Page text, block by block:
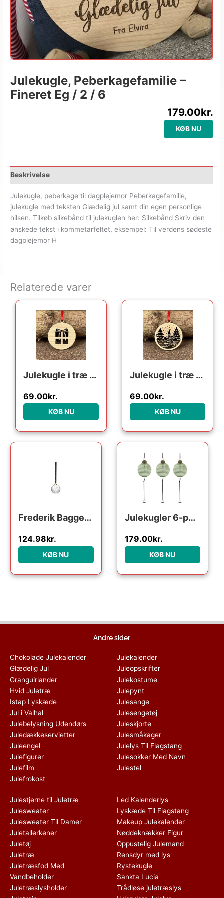
Julekugle, Peberkagefamilie –
Fineret Eg / 2 / 6
179.00kr.
KØB NU
Beskrivelse
Julekugle, peberkage til dagplejemor Peberkagefamilie,
julekugle med teksten Glædelig jul samt din egen personlige
hilsen. Tilkøb silkebånd til julekuglen her: Silkebånd Skriv den
ønskede tekst i kommetarfeltet, eksempel: Til verdens sødeste
dagplejemor H
Relaterede varer
Julekugle i træ – Julegave
69.00kr.
KØB NU
Julekugle i træ – julelandskab
69.00kr.
KØB NU
Frederik Bagger Crispy Glass Ball : Erling Christensen Møbler
Den oprindelige pris var: 249.95kr..
124.98kr.
Den aktuelle pris er: 124.98kr..
KØB NU
Julekugler 6-pak House Doctor Lolli ornament i glas og metal lysegrøn/grøn Ø6 cm
179.00kr.
KØB NU
Andre sider
Chokolade Julekalender
Glædelig Jul
Granguirlander
Hvid Juletræ
Istap Lyskæde
Jul i Valhal
Julebelysning Udendørs
Juledækkeservietter
Juleengel
Julefigurer
Julefilm
Julefrokost
Julekalender
Juleopskrifter
Julekostume
Julepynt
Julesange
Julesengetøj
Juleskjorte
Julesmåkager
Julelys Til Flagstang
Julesokker Med Navn
Julestel
Julestjerne til Juletræ
Julesweater
Julesweater Til Damer
Juletallerkener
Juletøj
Juletræ
Juletræsfod Med
Vandbeholder
Juletræslysholder
Led Kalenderlys
Lyskæde Til Flagstang
Makeup Julekalender
Nøddeknækker Figur
Oppustelig Julemand
Rensdyr med lys
Rystekugle
Sankta Lucia
Trådløse juletræslys